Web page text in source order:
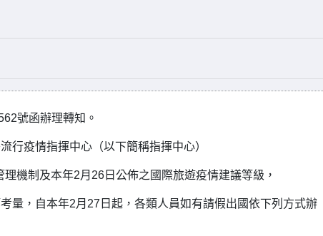
號函辦理轉知。
行疫情指揮中心（以下簡稱指揮中心）
制及本年2月26日公佈之國際旅遊疫情建議等級，
，自本年2月27日起，各類人員如有請假出國依下列方式辦